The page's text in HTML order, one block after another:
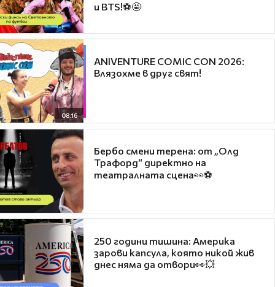
и BTS!⚽🤩
08:16
ANIVENTURE COMIC CON 2026:
Влязохме в друг свят!
Бербо смени терена: от „Олд
Трафорд“ директно на
театралната сцена👀⚽
250 години тишина: Америка
зарови капсула, която никой жив
днес няма да отвори👀💥